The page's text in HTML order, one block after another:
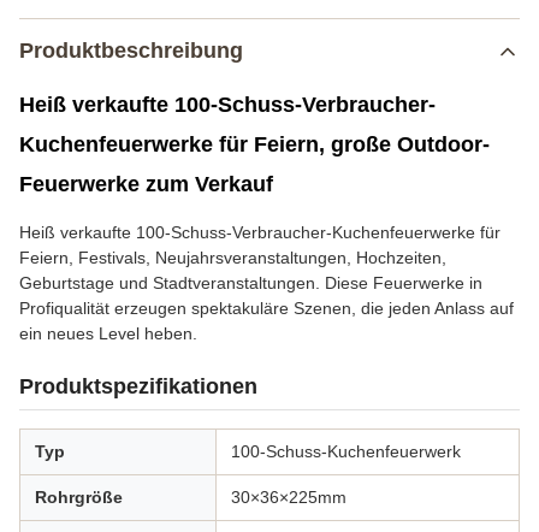
Produktbeschreibung
Heiß verkaufte 100-Schuss-Verbraucher-
Kuchenfeuerwerke für Feiern, große Outdoor-
Feuerwerke zum Verkauf
Heiß verkaufte 100-Schuss-Verbraucher-Kuchenfeuerwerke für
Feiern, Festivals, Neujahrsveranstaltungen, Hochzeiten,
Geburtstage und Stadtveranstaltungen. Diese Feuerwerke in
Profiqualität erzeugen spektakuläre Szenen, die jeden Anlass auf
ein neues Level heben.
Produktspezifikationen
Typ 100-Schuss-Kuchenfeuerwerk
Rohrgröße 30×36×225mm